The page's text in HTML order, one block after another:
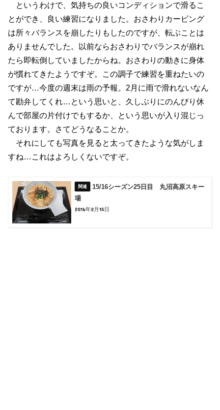
というわけで、気持ちの良いコンディションで滑るこ
とができ、良い練習になりました。おさわりカービング
は所々バランスを崩したりもしたのですが、転ぶことは
ありませんでした。以前ならおさわりでバランスが崩れ
たら即転倒していましたからね。おさわりの動きに身体
が慣れてきたようですぞ。この調子で練習を重ねたいの
ですが…今度の週末は雨の予報。2月に雨で滑れないなん
て勘弁してくれ…という思いと、久しぶりにのんびり休
んで部屋の片付けでもするか、という思いが入り混じっ
ております。さてどうなることか。
それにしても写真を見ると太ってきたような気がしま
すね…これはよろしくないですぞ。
15/16シーズン25日目 丸沼高原スキー
場
2016年2月15日